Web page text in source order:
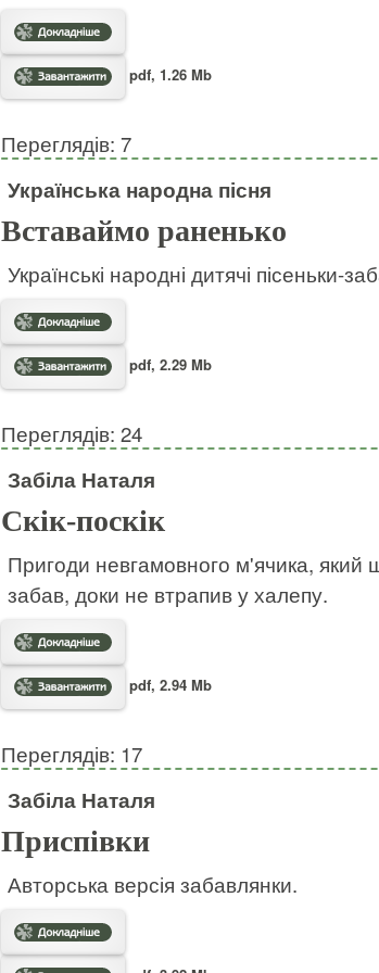
pdf, 1.26 Mb
Переглядів: 7
Українська народна пісня
Вставаймо раненько
Українські народні дитячі пісеньки-
pdf, 2.29 Mb
Переглядів: 24
Забіла Наталя
Скік-поскік
Пригоди невгамовного м'ячика, який
забав, доки не втрапив у халепу.
pdf, 2.94 Mb
Переглядів: 17
Забіла Наталя
Приспівки
Авторська версія забавлянки.